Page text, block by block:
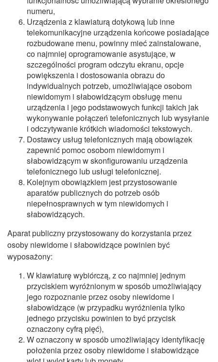
numeru,
Urządzenia z klawiaturą dotykową lub inne
telekomunikacyjne urządzenia końcowe posiadające
rozbudowane menu, powinny mieć zainstalowane,
co najmniej oprogramowanie asystujące, w
szczególności program odczytu ekranu, opcje
powiększenia i dostosowania obrazu do
indywidualnych potrzeb, umożliwiające osobom
niewidomym i słabowidzącym obsługę menu
urządzenia i jego podstawowych funkcji takich jak
wykonywanie połączeń telefonicznych lub wysyłanie
i odczytywanie krótkich wiadomości tekstowych.
Dostawcy usług telefonicznych mają obowiązek
zapewnić pomoc osobom niewidomym i
słabowidzącym w skonfigurowaniu urządzenia
telefonicznego lub usługi telefonicznej.
Kolejnym obowiązkiem jest przystosowanie
aparatów publicznych do potrzeb osób
niepełnosprawnych w tym niewidomych i
słabowidzących.
Aparat publiczny przystosowany do korzystania przez
osoby niewidome i słabowidzące powinien być
wyposażony:
W klawiaturę wybiórczą, z co najmniej jednym
przyciskiem wyróżnionym w sposób umożliwiający
jego rozpoznanie przez osoby niewidome i
słabowidzące (w przypadku wyróżnienia tylko
jednego przycisku powinien to być przycisk
oznaczony cyfrą pięć),
W oznaczony w sposób umożliwiający identyfikację
położenia przez osoby niewidome i słabowidzące